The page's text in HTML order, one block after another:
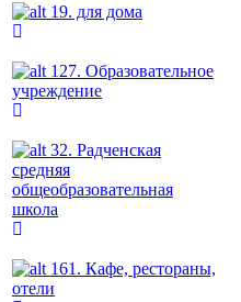
19. для дома
127. Образовательное
учреждение
32. Радченская
средняя
общеобразовательная
школа
161. Кафе, рестораны,
отели